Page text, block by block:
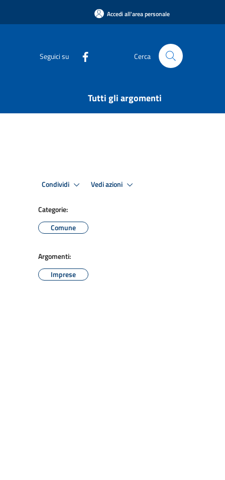
Accedi all'area personale
Seguici su Cerca
Tutti gli argomenti
Condividi Vedi azioni
Categorie:
Comune
Argomenti:
Imprese